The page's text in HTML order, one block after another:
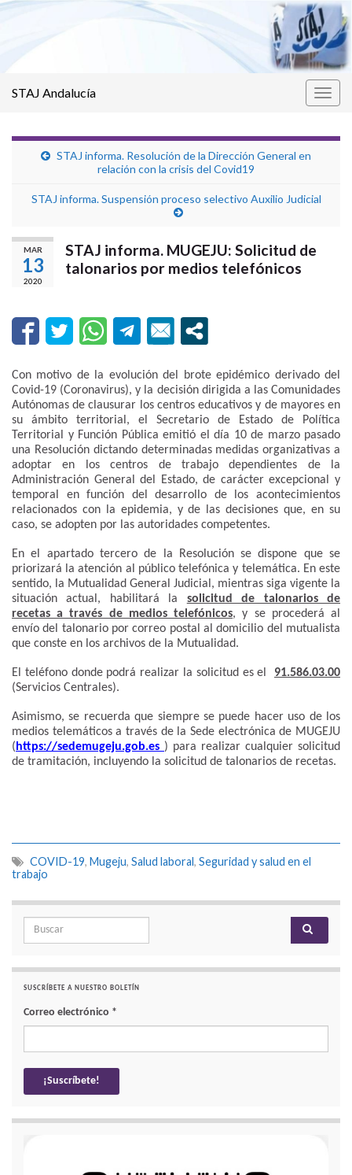
STAJ Andalucía
STAJ informa. Resolución de la Dirección General en
relación con la crisis del Covid19
STAJ informa. Suspensión proceso selectivo Auxilio Judicial
MAR
13
2020
STAJ informa. MUGEJU: Solicitud de
talonarios por medios telefónicos
Con motivo de la evolución del brote epidémico derivado del
Covid-19 (Coronavirus), y la decisión dirigida a las Comunidades
Autónomas de clausurar los centros educativos y de mayores en
su ámbito territorial, el Secretario de Estado de Política
Territorial y Función Pública emitió el día 10 de marzo pasado
una Resolución dictando determinadas medidas organizativas a
adoptar en los centros de trabajo dependientes de la
Administración General del Estado, de carácter excepcional y
temporal en función del desarrollo de los acontecimientos
relacionados con la epidemia, y de las decisiones que, en su
caso, se adopten por las autoridades competentes.
En el apartado tercero de la Resolución se dispone que se
priorizará la atención al público telefónica y telemática. En este
sentido, la Mutualidad General Judicial, mientras siga vigente la
situación actual, habilitará la solicitud de talonarios de
recetas a través de medios telefónicos, y se procederá al
envío del talonario por correo postal al domicilio del mutualista
que conste en los archivos de la Mutualidad.
El teléfono donde podrá realizar la solicitud es el 91.586.03.00
(Servicios Centrales).
Asimismo, se recuerda que siempre se puede hacer uso de los
medios telemáticos a través de la Sede electrónica de MUGEJU
(https://sedemugeju.gob.es ) para realizar cualquier solicitud
de tramitación, incluyendo la solicitud de talonarios de recetas.
COVID-19, Mugeju, Salud laboral , Seguridad y salud en el
trabajo
Search for:
SUSCRÍBETE A NUESTRO BOLETÍN
Correo electrónico *